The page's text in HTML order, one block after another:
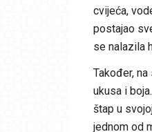
cvijeća,
postajao
se nalazila
Također,
ukusa i
štap u
jednom od